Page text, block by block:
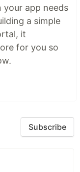
app needs
a simple
it
for you so
Subscribe